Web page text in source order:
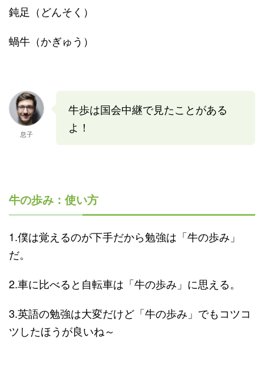
鈍足（どんそく）
蝸牛（かぎゅう）
息子
牛歩は国会中継で見たことがある
よ！
牛の歩み：使い方
1.僕は覚えるのが下手だから勉強は「牛の歩み」
だ。
2.車に比べると自転車は「牛の歩み」に思える。
3.英語の勉強は大変だけど「牛の歩み」でもコツコ
ツしたほうが良いね～